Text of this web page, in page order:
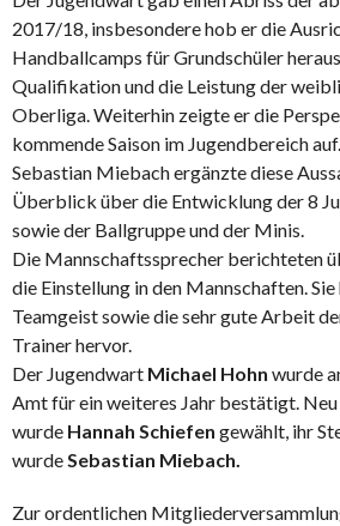
2017/18, insbesondere hob er die
Handballcamps für Grundschüler
Qualifikation und die Leistung der
Oberliga. Weiterhin zeigte er die
kommende Saison im Jugendbereich
Sebastian Miebach ergänzte diese
Überblick über die Entwicklung der 8
sowie der Ballgruppe und der Minis.
Die Mannschaftssprecher berichteten
die Einstellung in den Mannschaften.
Teamgeist sowie die sehr gute Arbeit
Trainer hervor.
Der Jugendwart Michael Hohn wurde
Amt für ein weiteres Jahr bestätigt.
wurde Hannah Schiefen gewählt, ihr
wurdeSebastian Miebach.
Zur ordentlichen